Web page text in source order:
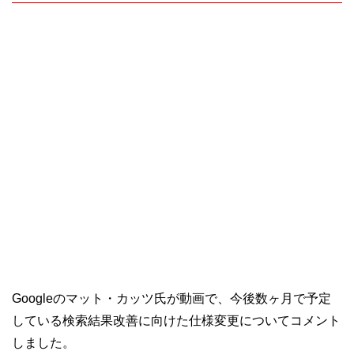
Googleのマット・カッツ氏が動画で、今後数ヶ月で予定
している検索結果改善に向けた仕様変更についてコメント
しました。